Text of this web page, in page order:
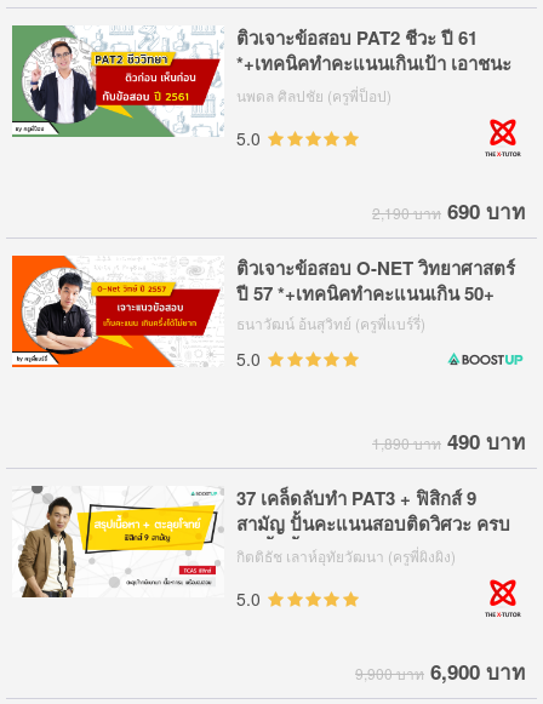
ติวเจาะข้อสอบ PAT2 ชีวะ ปี 61
*+เทคนิคทำคะแนนเกินเป้า เอาชนะ
ทุกคณะสายวิทย์
นพดล ศิลปชัย (ครูพี่ป็อป)
5.0
2,190 บาท 690 บาท
ติวเจาะข้อสอบ O-NET วิทยาศาสตร์
ปี 57 *+เทคนิคทำคะแนนเกิน 50+
ธนาวัฒน์ อ้นสุวิทย์ (ครูพี่แบร์รี่)
5.0
1,890 บาท 490 บาท
37 เคล็ดลับทำ PAT3 + ฟิสิกส์ 9
สามัญ ปั้นคะแนนสอบติดวิศวะ ครบ
ชุดทั้งเนื้อหาและเจาะข้อสอบ
กิตติธัช เลาห์อุทัยวัฒนา (ครูพี่ผิงผิง)
5.0
9,900 บาท 6,900 บาท